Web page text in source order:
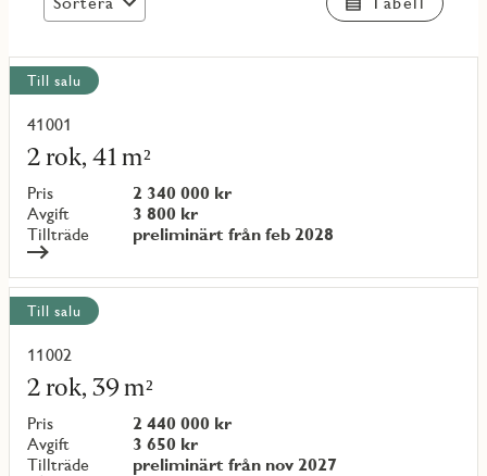
Visa
alla
objekt
Till salu
41001
2 rok, 41 m²
Pris
2 340 000 kr
Avgift
3 800 kr
Tillträde
preliminärt från feb 2028
Läs
mer
om
objekt
{objectNumber}
Till salu
11002
2 rok, 39 m²
Pris
2 440 000 kr
Avgift
3 650 kr
Tillträde
preliminärt från nov 2027
Läs
mer
om
objekt
{objectNumber}